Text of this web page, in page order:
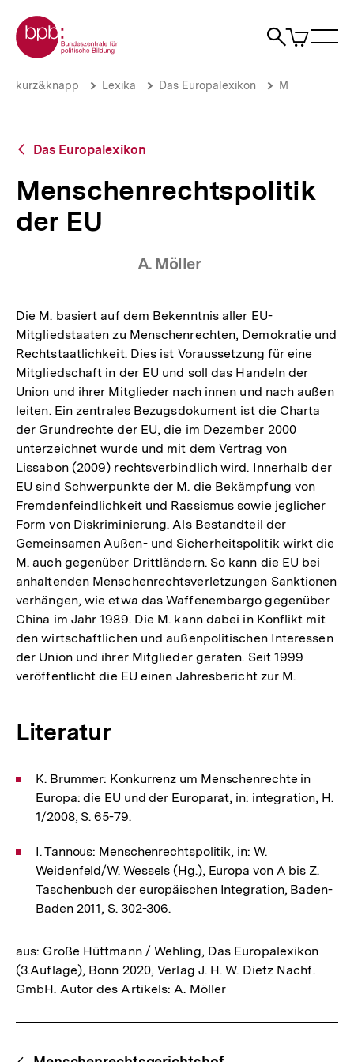
zum
Seiteninhalt
springen
Zur Startseite der bpb
Suche
Artikel
im
Menschenrechtspolitik
bpb.de
Brotkrümelnavigation
Pfadnavigation
kurz&knapp Lexika Das Europalexikon M
Zurück
Übersicht
Das Europalexikon
Menschenrechtspolitik
der EU
A. Möller
Die M. basiert auf dem Bekenntnis aller EU-
Mitgliedstaaten zu Menschenrechten, Demokratie und
Rechtstaatlichkeit. Dies ist Voraussetzung für eine
Mitgliedschaft in der EU und soll das Handeln der
Union und ihrer Mitglieder nach innen und nach außen
leiten. Ein zentrales Bezugsdokument ist die Charta
der Grundrechte der EU, die im Dezember 2000
unterzeichnet wurde und mit dem Vertrag von
Lissabon (2009) rechtsverbindlich wird. Innerhalb der
EU sind Schwerpunkte der M. die Bekämpfung von
Fremdenfeindlichkeit und Rassismus sowie jeglicher
Form von Diskriminierung. Als Bestandteil der
Gemeinsamen Außen- und Sicherheitspolitik wirkt die
M. auch gegenüber Drittländern. So kann die EU bei
anhaltenden Menschenrechtsverletzungen Sanktionen
verhängen, wie etwa das Waffenembargo gegenüber
China im Jahr 1989. Die M. kann dabei in Konflikt mit
den wirtschaftlichen und außenpolitischen Interessen
der Union und ihrer Mitglieder geraten. Seit 1999
veröffentlicht die EU einen Jahresbericht zur M.
Literatur
K. Brummer: Konkurrenz um Menschenrechte in
Europa: die EU und der Europarat, in: integration, H.
1/2008, S. 65-79.
I. Tannous: Menschenrechtspolitik, in: W.
Weidenfeld/W. Wessels (Hg.), Europa von A bis Z.
Taschenbuch der europäischen Integration, Baden-
Baden 2011, S. 302-306.
aus: Große Hüttmann / Wehling, Das Europalexikon
(3.Auflage), Bonn 2020, Verlag J. H. W. Dietz Nachf.
GmbH. Autor des Artikels: A. Möller
Content-